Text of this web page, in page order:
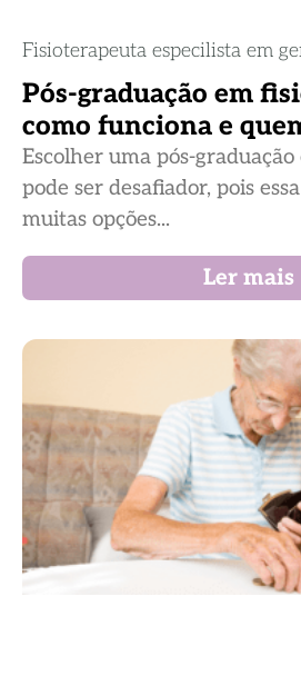
Fisioterapeuta especilista em
Pós-graduação em
como funciona e
Escolher uma pós-
pode ser desafiador, pois
muitas opções...
Ler mais